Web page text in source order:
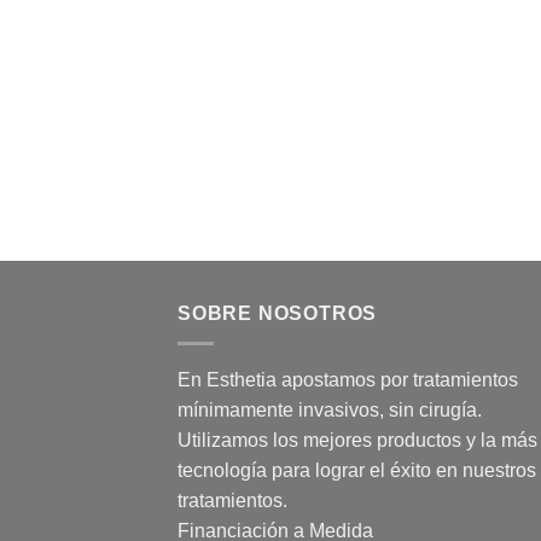
SOBRE NOSOTROS
En Esthetia apostamos por tratamientos
mínimamente invasivos, sin cirugía.
Utilizamos los mejores productos y la más
tecnología para lograr el éxito en nuestros
tratamientos.
Financiación a Medida